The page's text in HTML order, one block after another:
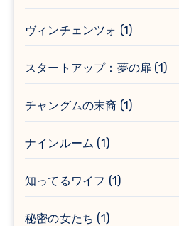
ヴィンチェンツォ (1)
スタートアップ：夢の扉 (1)
チャングムの末裔 (1)
ナインルーム (1)
知ってるワイフ (1)
秘密の女たち (1)